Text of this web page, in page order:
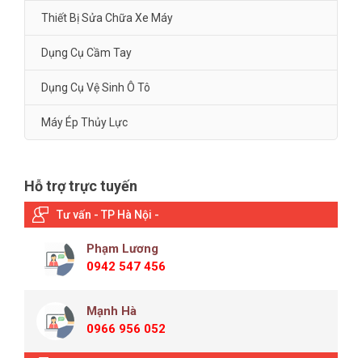
Thiết Bị Sửa Chữa Xe Máy
Dụng Cụ Cầm Tay
Dụng Cụ Vệ Sinh Ô Tô
Máy Ép Thủy Lực
Hỗ trợ trực tuyến
Tư vấn - TP Hà Nội -
Phạm Lương
0942 547 456
Mạnh Hà
0966 956 052